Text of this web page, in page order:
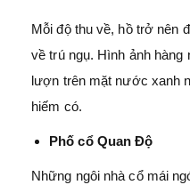
Mỗi độ thu về, hồ trở nên
về trú ngụ. Hình ảnh hàng
lượn trên mặt nước xanh
hiếm có.
Phố cổ Quan Độ
Những ngôi nhà cổ mái